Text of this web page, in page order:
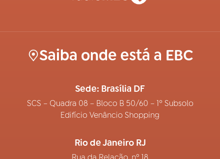
Saiba onde está a EBC
Sede: Brasília DF
SCS – Quadra 08 – Bloco B 50/60 – 1º Subsolo
Edifício Venâncio Shopping
Rio de Janeiro RJ